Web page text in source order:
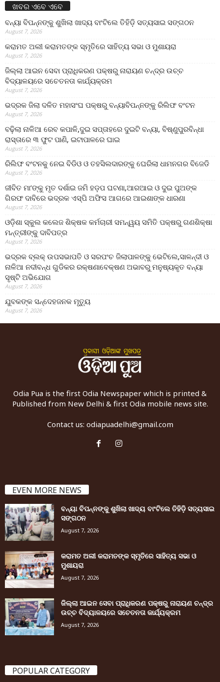
ଖବର ଏବେ ଏବେ
ବନ୍ୟା ବିପନ୍ନଙ୍କୁ ଶୁଖିଲା ଖାଦ୍ୟ ବାଂଟିଲେ ତିହିଡି଼ ସତ୍ୟସାଇ ସଙ୍ଗଠନ
August 7, 2026
କରାମତ ଅଲୀ କରାମତଙ୍କ ସ୍ମୃତିରେ ସାହିତ୍ୟ ସଭା ଓ ମୁଶାୟରା
August 7, 2026
ଜିଲ୍ଲା ଆଇନ ସେବା ପ୍ରାଧିକରଣ ପକ୍ଷରୁ ନାରାୟଣ ଚନ୍ଦ୍ର ଉଚ୍ଚ
ବିଦ୍ୟାଳୟରେ ସଚେତନତା କାର୍ଯ୍ୟକ୍ରମ
August 7, 2026
ଭଦ୍ରକ ଜିଲା ଦଳିତ ମହାସଂଘ ପକ୍ଷରୁ ବନ୍ୟାବିପନ୍ନଙ୍କୁ ରିଲିଫ ବଂଟନ
August 7, 2026
ବଢ଼ିଲା ନାଳିଆ ରେବ କପାଳି,ଦୁଇ ସପ୍ତାହରେ ଦୁଇଟି ବନ୍ୟା, ବିଷ୍ଣୁପୁରବିନ୍ଧା
ରାସ୍ତାରେ ୩ ଫୁଟ ପାଣି, ଇଟାପାଳରେ ଘାଇ
August 7, 2026
ରିଲିଫ ବଂଟନକୁ ନେଇ ବିଡିଓ ଓ ତହସିଲଦାରଙ୍କୁ ଘେରିଲା ଧାମନଗର ବିଜେଡି
August 7, 2026
ଜୀବିତ ମା’ଙ୍କୁ ମୃତ ଦର୍ଶାଇ ଜମି ହଡ଼ପ ଘଟଣା,ଆରଆଇ ଓ ଦୁଇ ପୁଅଙ୍କ
ଗିରଫ ଦାବିରେ ଭଦ୍ରକ ଏସ୍‌ପି ଅଫିସ ଆଗରେ ଆଇଶାଙ୍କ ଧାରଣା
August 7, 2026
ଓଡ଼ିଶା ସ୍କୁଲ କଲେଜ ଶିକ୍ଷକ କର୍ମଚାରୀ ସମନ୍ୱୟ ସମିତି ପକ୍ଷରୁ ଗଣଶିକ୍ଷା
ମନ୍ତ୍ରୀଙ୍କୁ ଦାବିପତ୍ର
August 7, 2026
ଭଦ୍ରକ ବ୍ଲକ୍ ଉପସଭାପତି ଓ ସରପଂଚ ଜିଲାପାଳଙ୍କୁ ଭେଟିଲେ,ସାଳନ୍ଦୀ ଓ
ନାଳିଆ ନଦୀବନ୍ଧ ଗୁଡିକର ରକ୍ଷଣାବେକ୍ଷଣ ଅଭାବରୁ ମନୁଷ୍ୟକୃତ ବନ୍ୟା
ସୃଷ୍ଟି ଅଭିଯୋଗ
August 7, 2026
ଯୁବକଙ୍କ ସନ୍ଦେହଜନକ ମୃତ୍ୟୁ
August 7, 2026
Odia Pua is the first Odia Newspaper which is printed &
Published from New Delhi & first Odia mobile news site.
Contact us: odiapuadelhi@gmail.com
EVEN MORE NEWS
ବନ୍ୟା ବିପନ୍ନଙ୍କୁ ଶୁଖିଲା ଖାଦ୍ୟ ବାଂଟିଲେ ତିହିଡି଼ ସତ୍ୟସାଇ
ସଙ୍ଗଠନ
August 7, 2026
କରାମତ ଅଲୀ କରାମତଙ୍କ ସ୍ମୃତିରେ ସାହିତ୍ୟ ସଭା ଓ
ମୁଶାୟରା
August 7, 2026
ଜିଲ୍ଲା ଆଇନ ସେବା ପ୍ରାଧିକରଣ ପକ୍ଷରୁ ନାରାୟଣ ଚନ୍ଦ୍ର
ଉଚ୍ଚ ବିଦ୍ୟାଳୟରେ ସଚେତନତା କାର୍ଯ୍ୟକ୍ରମ
August 7, 2026
POPULAR CATEGORY